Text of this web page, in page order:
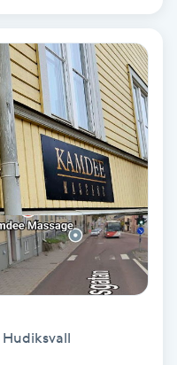
Hudiksvall